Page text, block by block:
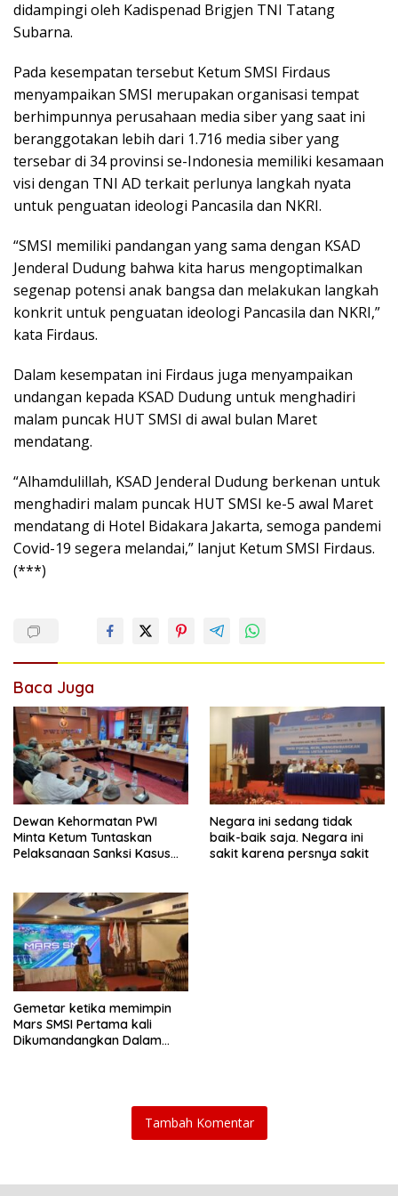
didampingi oleh Kadispenad Brigjen TNI Tatang
Subarna.
Pada kesempatan tersebut Ketum SMSI Firdaus
menyampaikan SMSI merupakan organisasi tempat
berhimpunnya perusahaan media siber yang saat ini
beranggotakan lebih dari 1.716 media siber yang
tersebar di 34 provinsi se-Indonesia memiliki kesamaan
visi dengan TNI AD terkait perlunya langkah nyata
untuk penguatan ideologi Pancasila dan NKRI.
“SMSI memiliki pandangan yang sama dengan KSAD
Jenderal Dudung bahwa kita harus mengoptimalkan
segenap potensi anak bangsa dan melakukan langkah
konkrit untuk penguatan ideologi Pancasila dan NKRI,”
kata Firdaus.
Dalam kesempatan ini Firdaus juga menyampaikan
undangan kepada KSAD Dudung untuk menghadiri
malam puncak HUT SMSI di awal bulan Maret
mendatang.
“Alhamdulillah, KSAD Jenderal Dudung berkenan untuk
menghadiri malam puncak HUT SMSI ke-5 awal Maret
mendatang di Hotel Bidakara Jakarta, semoga pandemi
Covid-19 segera melandai,” lanjut Ketum SMSI Firdaus.
(***)
Baca Juga
Dewan Kehormatan PWI
Minta Ketum Tuntaskan
Pelaksanaan Sanksi Kasus
Negara ini sedang tidak
baik-baik saja. Negara ini
sakit karena persnya sakit
Gemetar ketika memimpin
Mars SMSI Pertama kali
Dikumandangkan Dalam
Tambah Komentar